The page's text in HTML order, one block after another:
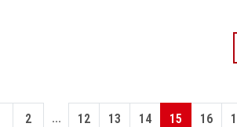
2 ... 12 13 14 15 16